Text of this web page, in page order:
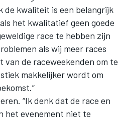
de kwaliteit is een belangrijk
het kwalitatief geen goede
race te hebben zijn
als wij meer races
van de raceweekenden om te
makkelijker wordt om
“Ik denk dat de race en
het evenement niet te